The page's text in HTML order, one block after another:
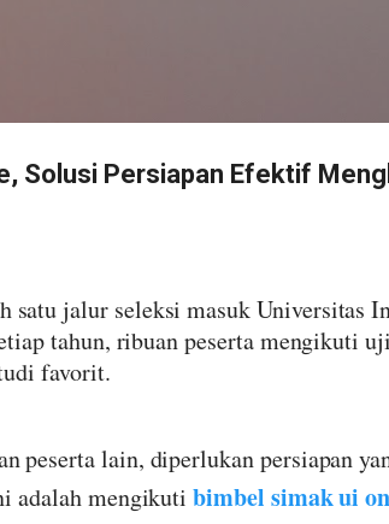
Solusi Persiapan Efektif
satu jalur seleksi masuk Universitas
tahun, ribuan peserta mengikuti
favorit.
peserta lain, diperlukan persiapan
adalah mengikutibimbel simak ui